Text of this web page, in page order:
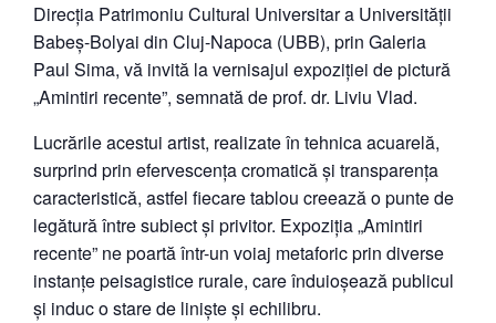
Direcția Patrimoniu Cultural Universitar a Universității
Babeș-Bolyai din Cluj-Napoca (UBB), prin Galeria
Paul Sima, vă invită la vernisajul expoziției de pictură
„Amintiri recente”, semnată de prof. dr. Liviu Vlad.
Lucrările acestui artist, realizate în tehnica acuarelă,
surprind prin efervescența cromatică și transparența
caracteristică, astfel fiecare tablou creează o punte de
legătură între subiect și privitor. Expoziția „Amintiri
recente” ne poartă într-un voiaj metaforic prin diverse
instanțe peisagistice rurale, care înduioșează publicul
și induc o stare de liniște și echilibru.